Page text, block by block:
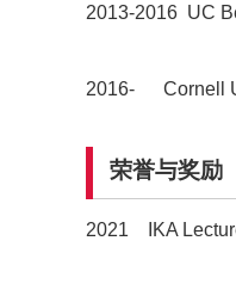
2013-2016 UC
2016- Cornell
荣誉与奖励
2021 IKA